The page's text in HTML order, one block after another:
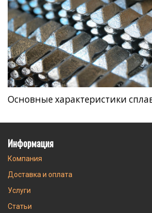
Основные характеристики
Информация
Компания
Доставка и оплата
Услуги
Статьи